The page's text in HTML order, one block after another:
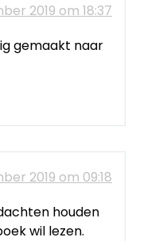
2019 om 18:37
gemaakt naar
2019 om 09:18
houden
wil lezen.